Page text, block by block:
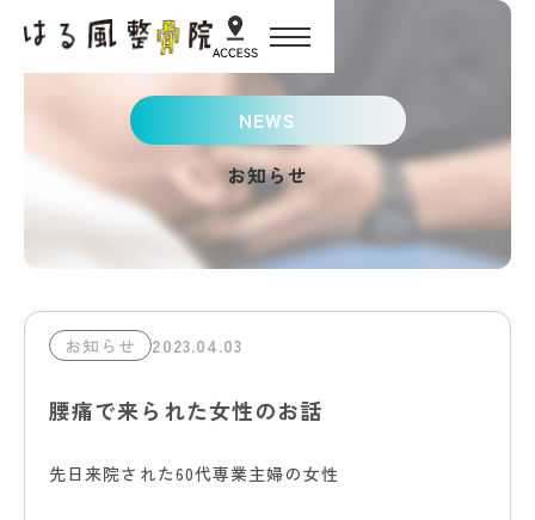
初めての方へ
スタッフ紹介
NEWS
お知らせ
お知らせ 2023.04.03
腰痛で来られた女性のお話
先日来院された60代専業主婦の女性